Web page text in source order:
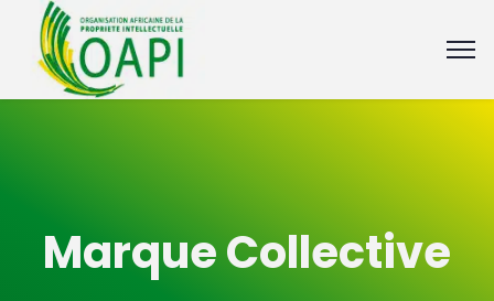
Marque Collective